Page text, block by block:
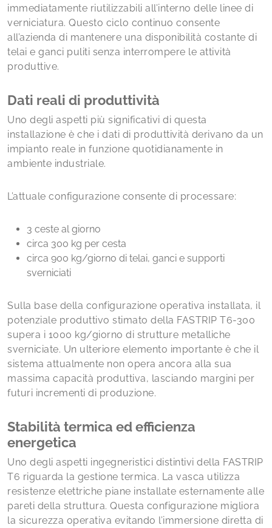
immediatamente riutilizzabili all’interno delle linee di
verniciatura. Questo ciclo continuo consente
all’azienda di mantenere una disponibilità costante di
telai e ganci puliti senza interrompere le attività
produttive.
Dati reali di produttività
Uno degli aspetti più significativi di questa
installazione è che i dati di produttività derivano da un
impianto reale in funzione quotidianamente in
ambiente industriale.
L’attuale configurazione consente di processare:
3 ceste al giorno
circa 300 kg per cesta
circa 900 kg/giorno di telai, ganci e supporti
sverniciati
Sulla base della configurazione operativa installata, il
potenziale produttivo stimato della FASTRIP T6-300
supera i 1000 kg/giorno di strutture metalliche
sverniciate. Un ulteriore elemento importante è che il
sistema attualmente non opera ancora alla sua
massima capacità produttiva, lasciando margini per
futuri incrementi di produzione.
Stabilità termica ed efficienza
energetica
Uno degli aspetti ingegneristici distintivi della FASTRIP
T6 riguarda la gestione termica. La vasca utilizza
resistenze elettriche piane installate esternamente alle
pareti della struttura. Questa configurazione migliora
la sicurezza operativa evitando l’immersione diretta di